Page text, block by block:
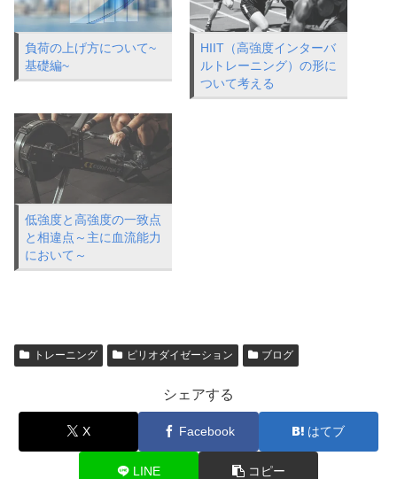
負荷の上げ方について~
基礎編~
HIIT（高強度インターバ
ルトレーニング）の形に
ついて考える
低強度と高強度の一致点
と相違点～主に血流能力
において～
トレーニング ピリオダイゼーション ブログ
シェアする
X Facebook はてブ
LINE コピー